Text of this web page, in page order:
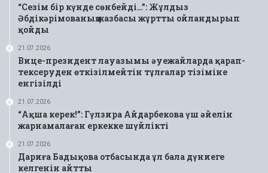
“Сезім бір күнде сөнбейді…”: Жұлдыз
Әбдікәрімованың жазбасы жұртты ойландырып
қойды
21.07.2026
Вице-президент лауазымы әуежайларда қарап-
тексеруден өткізілмейтін тұлғалар тізіміне
енгізілді
21.07.2026
“Ақша керек!”: Гүлзира Айдарбекова үш әйелін
жарнамалаған еркекке шүйлікті
21.07.2026
Дариға Бадықова отбасында ұл бала дүниеге
келгенін айтты